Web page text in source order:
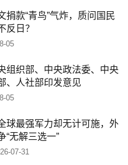
捐款“青鸟”气炸，质问国民
反日？
05
组织部、中央政法委、中央
、人社部印发意见
05
球最强军力却无计可施，外
“无解三选一”
07-31